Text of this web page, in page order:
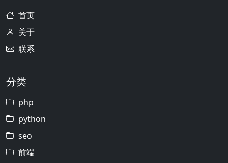
首页
关于
联系
分类
php
python
seo
前端